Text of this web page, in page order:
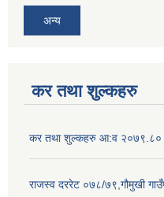
अन्य
कर तथा शुल्कहरु
कर तथा शुल्कहरु आ:व २०७९.८०
राजस्व दररेट ०७८/७९,गौमुखी